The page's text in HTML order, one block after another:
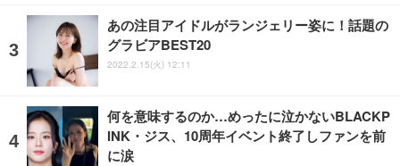
あの注目アイドルがランジェリー姿に！話題の
グラビアBEST20
2022.2.15(火) 12:11
何を意味するのか…めったに泣かないBLACKP
INK・ジス、10周年イベント終了しファンを前
に涙